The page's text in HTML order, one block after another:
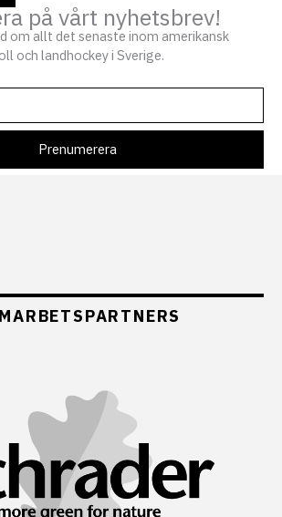
på vårt nyhetsbrev!
om allt det senaste inom amerikansk
och landhockey i Sverige.